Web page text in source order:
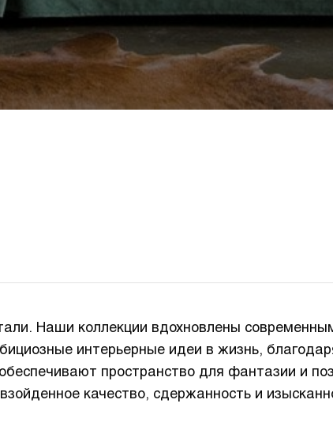
Наши коллекции вдохновлены
интерьерные идеи в жизнь,
пространство для фантазии и
качество, сдержанность и